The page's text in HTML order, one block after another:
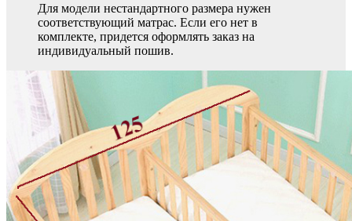
Для модели нестандартного размера нужен
соответствующий матрас. Если его нет в
комплекте, придется оформлять заказ на
индивидуальный пошив.